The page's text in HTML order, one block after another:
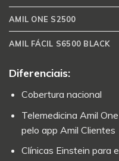
AMIL ONE S2500
AMIL FÁCIL S6500 BLACK
Diferenciais:
Cobertura nacional
Telemedicina Amil
pelo app Amil Clientes
Clínicas Einstein para